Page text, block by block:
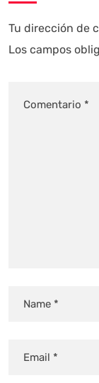
Tu dirección de
Los campos